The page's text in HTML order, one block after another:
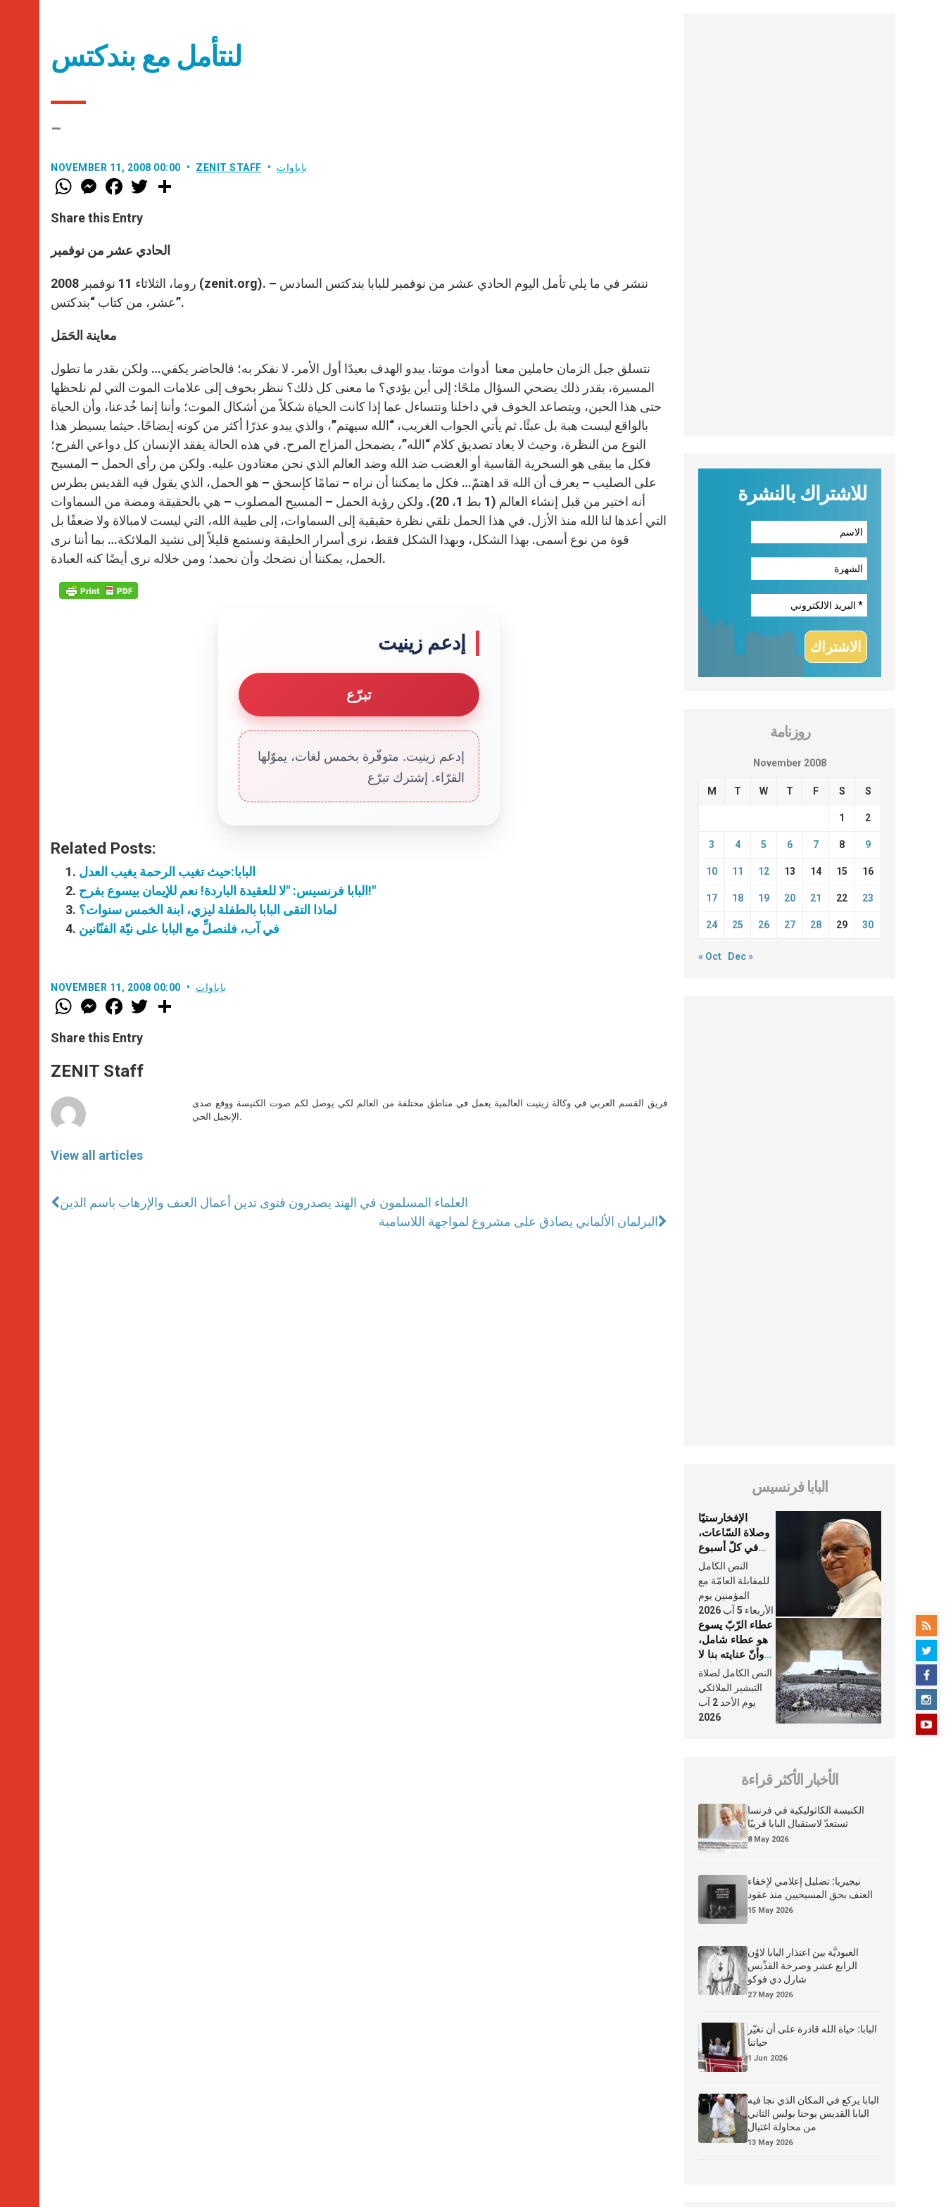
لنتأمل مع بندكتس
–
NOVEMBER 11, 2008 00:00 ZENIT STAFF باباوات
W
h
t
s
p
p
M
e
s
e
g
e
F
a
e
b
o
k
w
r
Share this Entry
الحادي عشر من نوفمبر
روما، الثلاثاء 11 نوفمبر 2008 (zenit.org). – ننشر في ما يلي تأمل اليوم الحادي عشر من نوفمبر للبابا بندكتس السادس
عشر، من كتاب “بندكتس”.
معاينة الحَمَل
نتسلق جبل الزمان حاملين معنا أدوات موتنا. يبدو الهدف بعيدًا أول الأمر. لا نفكر به؛ فالحاضر يكفي… ولكن بقدر ما تطول
المسيرة، بقدر ذلك يضحي السؤال ملحًا: إلى أين يؤدي؟ ما معنى كل ذلك؟ ننظر بخوف إلى علامات الموت التي لم نلحظها
حتى هذا الحين، ويتصاعد الخوف في داخلنا ونتساءل عما إذا كانت الحياة شكلاً من أشكال الموت؛ وأننا إنما خُدعنا، وأن الحياة
بالواقع ليست هبة بل عبئًا. ثم يأتي الجواب الغريب، “الله سيهتم”، والذي يبدو عذرًا أكثر من كونه إيضاحًا. حيثما يسيطر هذا
النوع من النظرة، وحيث لا يعاد تصديق كلام “الله”، يضمحل المزاج المرح. في هذه الحالة يفقد الإنسان كل دواعي الفرح؛
فكل ما يبقى هو السخرية القاسية أو الغضب ضد الله وضد العالم الذي نحن معتادون عليه. ولكن من رأى الحمل – المسيح
على الصليب – يعرف أن الله قد اهتمّ… فكل ما يمكننا أن نراه – تمامًا كإسحق – هو الحمل، الذي يقول فيه القديس بطرس
أنه اختير من قبل إنشاء العالم (1 بط 1، 20). ولكن رؤية الحمل – المسيح المصلوب – هي بالحقيقة ومضة من السماوات
التي أعدها لنا الله منذ الأزل. في هذا الحمل نلقي نظرة حقيقية إلى السماوات، إلى طيبة الله، التي ليست لامبالاة ولا ضعفًا بل
قوة من نوع أسمى. بهذا الشكل، وبهذا الشكل فقط، نرى أسرار الخليقة ونستمع قليلاً إلى نشيد الملائكة… بما أننا نرى
الحمل، يمكننا أن نضحك وأن نحمد؛ ومن خلاله نرى أيضًا كنه العبادة.
إدعم زينيت
تبرّع
إدعم زينيت. متوفّرة بخمس لغات، يموّلها
القرّاء. إشترك تبرّع
Related Posts:
البابا:حيث تغيب الرحمة يغيب العدل
البابا فرنسيس: "لا للعقيدة الباردة! نعم للإيمان بيسوع بفرح!"
لماذا التقى البابا بالطفلة ليزي، ابنة الخمس سنوات؟
في آب، فلنصلِّ مع البابا على نيّة الفنّانين
NOVEMBER 11, 2008 00:00 باباوات
W
h
t
s
p
p
M
e
s
e
g
e
F
a
e
b
o
k
w
Share this Entry
ZENIT Staff
View all articles
فريق القسم العربي في وكالة زينيت العالمية يعمل في مناطق مختلفة من العالم لكي يوصل لكم صوت الكنيسة ووقع صدى
الإنجيل الحي.
العلماء المسلمون في الهند يصدرون فتوى تدين أعمال العنف والإرهاب باسم الدين
البرلمان الألماني يصادق على مشروع لمواجهة اللاسامية
للاشتراك بالنشرة
روزنامة
November 2008
M T W T F S S
1 2
3 4 5 6 7 8 9
10 11 12 13 14 15 16
17 18 19 20 21 22 23
24 25 26 27 28 29 30
« Oct Dec »
البابا فرنسيس
الإفخارستيّا
وصلاة السّاعات،
في كلّ أسبوع
وكلّ يوم، هما
النَّفَس في حياة
الكنيسة
النص الكامل
للمقابلة العامّة مع
المؤمنين يوم
الأربعاء 5 آب 2026
عطاء الرّبّ يسوع
هو عطاء شامل،
وأنّ عنايته بنا لا
تغيب عنّا أبدًا
النص الكامل لصلاة
التبشير الملائكي
يوم الأحد 2 آب
2026
الأخبار الأكثر قراءة
الكنيسة الكاثوليكية في فرنسا
تستعدّ لاستقبال البابا قريبًا
8 May 2026
نيجيريا: تضليل إعلامي لإخفاء
العنف بحق المسيحيين منذ عقود
15 May 2026
العبوديَّة بين اعتذار البابا لاوُن
الرابع عشر وصرخة القدِّيس
شارل دي فوكو
27 May 2026
البابا: حياة الله قادرة على أن تغيّر
حياتنا
1 Jun 2026
البابا يركع في المكان الذي نجا فيه
البابا القديس يوحنا بولس الثاني
من محاولة اغتيال
13 May 2026